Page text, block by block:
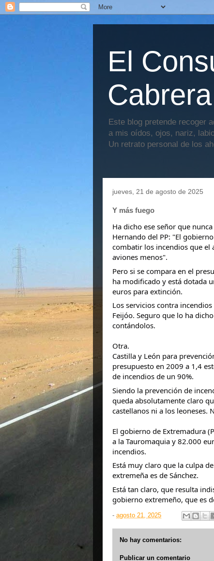
El
Cabrera
Este blog pretende recoger
a mis oídos, ojos, nariz,
Un retrato personal de los
jueves, 21 de agosto de 2025
Y más fuego
Ha dicho ese señor que
Hernando del PP: "El
combatir los incendios que el
aviones menos".
Pero si se compara en el
ha modificado y está dotada
euros para extinción.
Los servicios contra
Feijóo. Seguro que lo ha
contándolos.
Otra.
Castilla y León para
presupuesto en 2009 a 1,4
de incendios de un 90%.
Siendo la prevención de
queda absolutamente claro
castellanos ni a los leoneses.
El gobierno de Extremadura
a la Tauromaquia y 82.000
incendios.
Está muy claro que la culpa
extremeña es de Sánchez.
Está tan claro, que resulta
gobierno extremeño, que es
- agosto 21, 2025
No hay comentarios:
Publicar un comentario